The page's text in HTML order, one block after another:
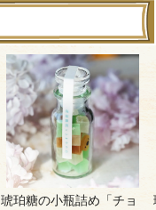
琥珀糖の小瓶詰め「チョ